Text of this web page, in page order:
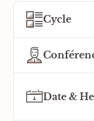
Cycle
Date &